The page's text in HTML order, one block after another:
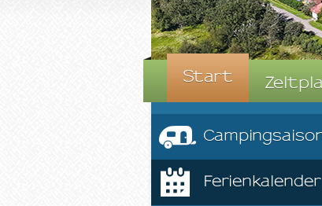
Start
Ferienkalender